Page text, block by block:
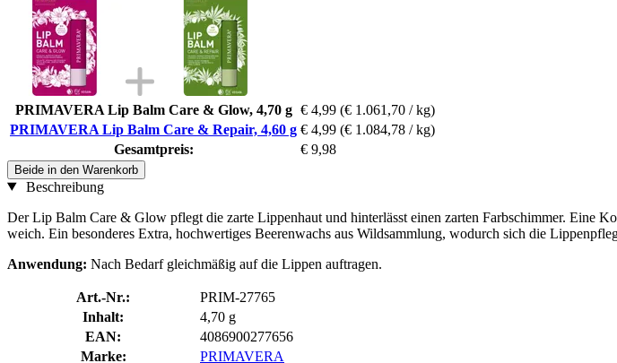
PRIMAVERA Lip Balm Care & Glow, 4,70 g € 4,99 (€ 1.061,70 / kg)
PRIMAVERA Lip Balm Care & Repair, 4,60 g € 4,99 (€ 1.084,78 / kg)
Gesamtpreis:
€ 9,98
Beide in den Warenkorb
Beschreibung
Der Lip Balm Care & Glow pflegt die zarte Lippenhaut und hinterlässt einen zarten Farbschimmer. Eine
weich. Ein besonderes Extra, hochwertiges Beerenwachs aus Wildsammlung, wodurch sich die
Anwendung: Nach Bedarf gleichmäßig auf die Lippen auftragen.
Art.-Nr.:
PRIM-27765
Inhalt:
4,70 g
EAN:
4086900277656
Marke:
PRIMAVERA